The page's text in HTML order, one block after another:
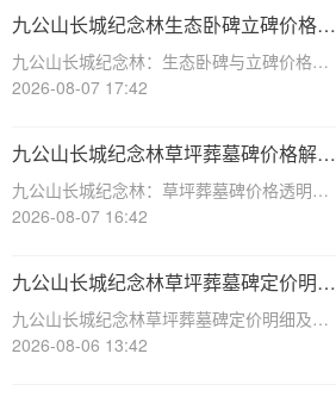
九公山长城纪念林生态卧碑立碑价格表
详解及活动期赠安葬配套福利解析
九公山长城纪念林：生态卧碑与立碑价格及
活动期赠送配套服务全解析☎ 九公山陵园电
地，九公山长城纪念林凭借其得天独厚的地
理位置和优越的自然环境，成为众
2026-08-07 17:42
九公山长城纪念林草坪葬墓碑价格解析
及赠予绿植养护服务详解
九公山长城纪念林：草坪葬墓碑价格透明，
赠送绿植养护服务☎ 九公山陵园电话:400-
纪念林地之一，致力于为逝者提供环保、庄
重的安葬选择。草坪葬墓碑作为一种
2026-08-07 16:42
九公山长城纪念林草坪葬墓碑定价明细
活动赠绿植养护服务详解
九公山长城纪念林草坪葬墓碑定价明细及活
动赠绿植养护服务详解☎ 九公山陵园电
2026-08-06 13:42